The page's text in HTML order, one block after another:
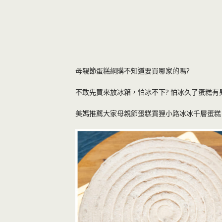
母親節蛋糕網購不知道要買哪家的嗎?
不敢先買來放冰箱，怕冰不下? 怕冰久了蛋糕有
美媽推薦大家母親節蛋糕買狸小路冰冰千層蛋糕